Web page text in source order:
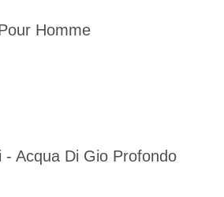
Homme
- Acqua Di Gio Profondo